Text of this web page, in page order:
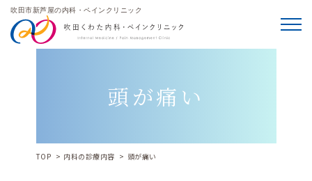
吹田市新芦屋の内科・ペインクリニック
メニ
頭が痛い
TOP 内科の診療内容 頭が痛い